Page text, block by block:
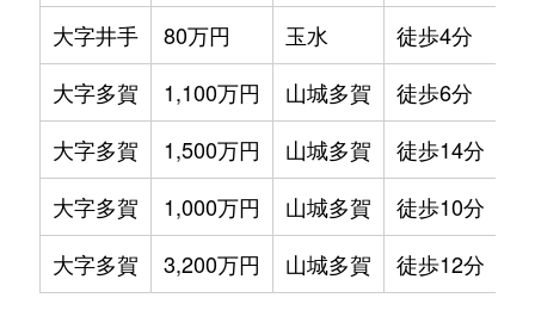
大字井手
80万円 玉水 徒歩4分
大字多賀
1,100万円 山城多賀 徒歩6分
大字多賀
1,500万円 山城多賀 徒歩14分
大字多賀
1,000万円 山城多賀 徒歩10分
大字多賀
3,200万円 山城多賀 徒歩12分